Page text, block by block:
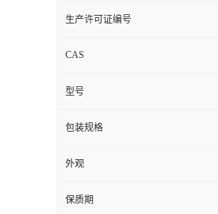
生产许可证编号
CAS
型号
包装规格
外观
保质期